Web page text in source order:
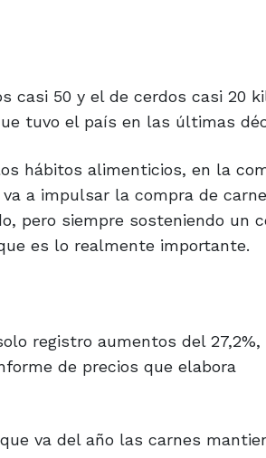
casi 50 y el de cerdos casi 20
tuvo el país en las últimas
hábitos alimenticios, en la
a impulsar la compra de
pero siempre sosteniendo un
es lo realmente importante.
registro aumentos del 27,2%,
de precios que elabora
va del año las carnes